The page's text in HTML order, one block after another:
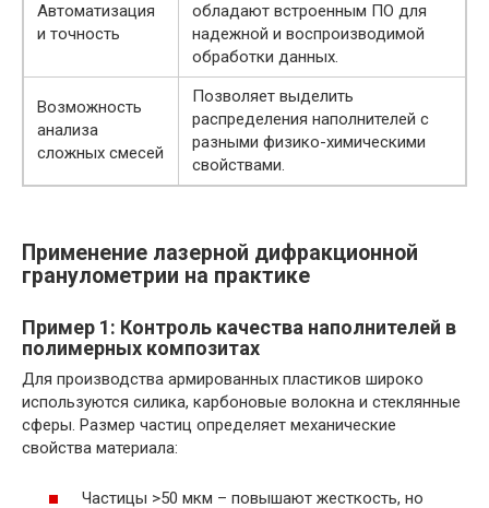
Автоматизация
и точность
обладают встроенным ПО для
надежной и воспроизводимой
обработки данных.
Возможность
анализа
сложных смесей
Позволяет выделить
распределения наполнителей с
разными физико-химическими
свойствами.
Применение лазерной дифракционной
гранулометрии на практике
Пример 1: Контроль качества наполнителей в
полимерных композитах
Для производства армированных пластиков широко
используются силика, карбоновые волокна и стеклянные
сферы. Размер частиц определяет механические
свойства материала:
Частицы >50 мкм – повышают жесткость, но